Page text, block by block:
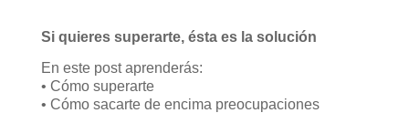
Si quieres superarte, ésta es la solución
En este post aprenderás:
• Cómo superarte
• Cómo sacarte de encima preocupaciones